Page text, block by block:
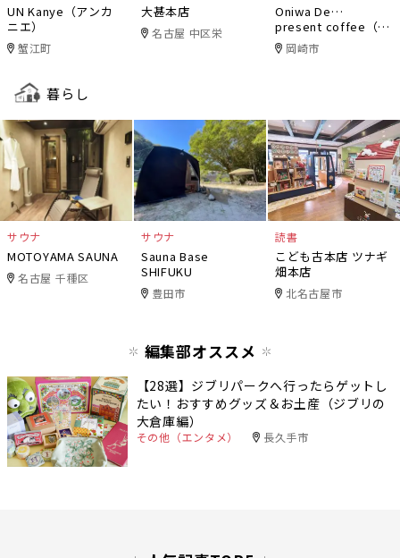
UN Kanye（アンカ
ニエ）
蟹江町
大甚本店
名古屋 中区栄
Oniwa De…
present coffee（オ
ニワデ）
岡崎市
暮らし
サウナ
MOTOYAMA SAUNA
名古屋 千種区
サウナ
Sauna Base
SHIFUKU
豊田市
読書
こども古本店 ツナギ
畑本店
北名古屋市
編集部オススメ
【28選】ジブリパークへ行ったらゲットし
たい！おすすめグッズ＆お土産（ジブリの
大倉庫編）
その他（エンタメ） 長久手市